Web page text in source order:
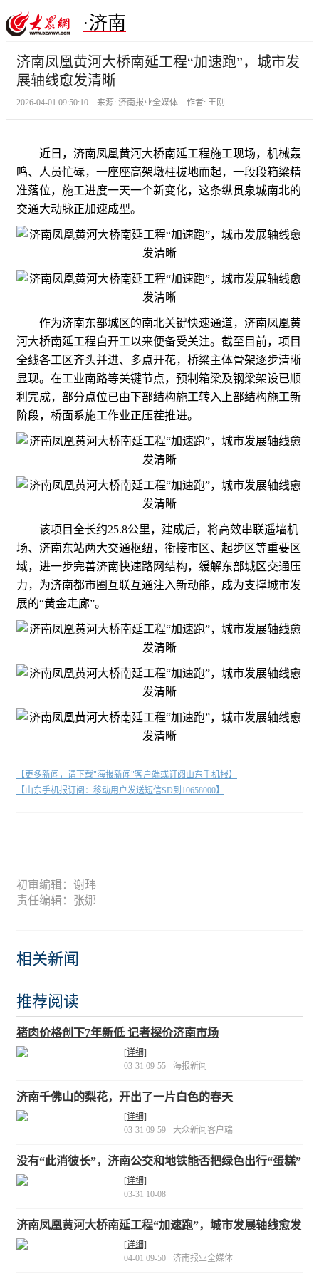
·济南
济南凤凰黄河大桥南延工程“加速跑”，城市发
展轴线愈发清晰
2026-04-01 09:50:10 来源: 济南报业全媒体 作者: 王刚
近日，济南凤凰黄河大桥南延工程施工现场，机械轰
鸣、人员忙碌，一座座高架墩柱拔地而起，一段段箱梁精
准落位，施工进度一天一个新变化，这条纵贯泉城南北的
交通大动脉正加速成型。
作为济南东部城区的南北关键快速通道，济南凤凰黄
河大桥南延工程自开工以来便备受关注。截至目前，项目
全线各工区齐头并进、多点开花，桥梁主体骨架逐步清晰
显现。在工业南路等关键节点，预制箱梁及钢梁架设已顺
利完成，部分点位已由下部结构施工转入上部结构施工新
阶段，桥面系施工作业正压茬推进。
该项目全长约25.8公里，建成后，将高效串联遥墙机
场、济南东站两大交通枢纽，衔接市区、起步区等重要区
域，进一步完善济南快速路网结构，缓解东部城区交通压
力，为济南都市圈互联互通注入新动能，成为支撑城市发
展的“黄金走廊”。
【更多新闻，请下载"海报新闻"客户端或订阅山东手机报】
【山东手机报订阅：移动用户发送短信SD到10658000】
初审编辑：谢玮
责任编辑：张娜
相关新闻
推荐阅读
猪肉价格创下7年新低 记者探价济南市场
[详细]
03-31 09-55
海报新闻
济南千佛山的梨花，开出了一片白色的春天
[详细]
03-31 09-59
大众新闻客户端
没有“此消彼长”，济南公交和地铁能否把绿色出行“蛋糕”
做大？
[详细]
03-31 10-08
济南凤凰黄河大桥南延工程“加速跑”，城市发展轴线愈发
清晰
[详细]
04-01 09-50
济南报业全媒体